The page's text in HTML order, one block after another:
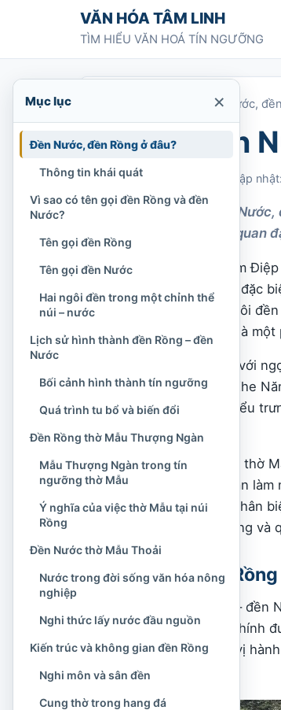
Chuyển tới nội dungVĂN HÓA TÂM LINH
TÌM HIỂU VĂN HOÁ TÍN NGƯỠNG
Di tích đền Nước,
Di tích đền
Chi Tran Cập
Khám phá cụm đền
trúc, lễ hội và cảnh quan
Nằm dưới chân dãy Tam
không gian tín ngưỡng đặc
quyện với nhau. Hai ngôi
và Mẫu Thoải, mà còn là
Tên gọi đền Rồng gắn với
nguồn của dòng suối Khe
cụm di tích: một bên biểu
đời sống nông nghiệp.
Cùng với các nghi thức thờ
ngôi đền cũng góp phần làm
Nước, đền Rồng, cần phân
thuyết, ký ức địa phương và
Đền Nước, đền Rồng
Cụm di tích đền Rồng –
Đây là địa danh hành chính
hoạt động và các đơn vị
1/7/2025.
Mục lục ×
Đền Nước, đền Rồng ở đâu?
Thông tin khái quát
Vì sao có tên gọi đền Rồng và đền
Nước?
Tên gọi đền Rồng
Tên gọi đền Nước
Hai ngôi đền trong một chỉnh thể
núi – nước
Lịch sử hình thành đền Rồng – đền
Nước
Bối cảnh hình thành tín ngưỡng
Quá trình tu bổ và biến đổi
Đền Rồng thờ Mẫu Thượng Ngàn
Mẫu Thượng Ngàn trong tín
ngưỡng thờ Mẫu
Ý nghĩa của việc thờ Mẫu tại núi
Rồng
Đền Nước thờ Mẫu Thoải
Nước trong đời sống văn hóa nông
nghiệp
Nghi thức lấy nước đầu nguồn
Kiến trúc và không gian đền Rồng
Nghi môn và sân đền
Cung thờ trong hang đá